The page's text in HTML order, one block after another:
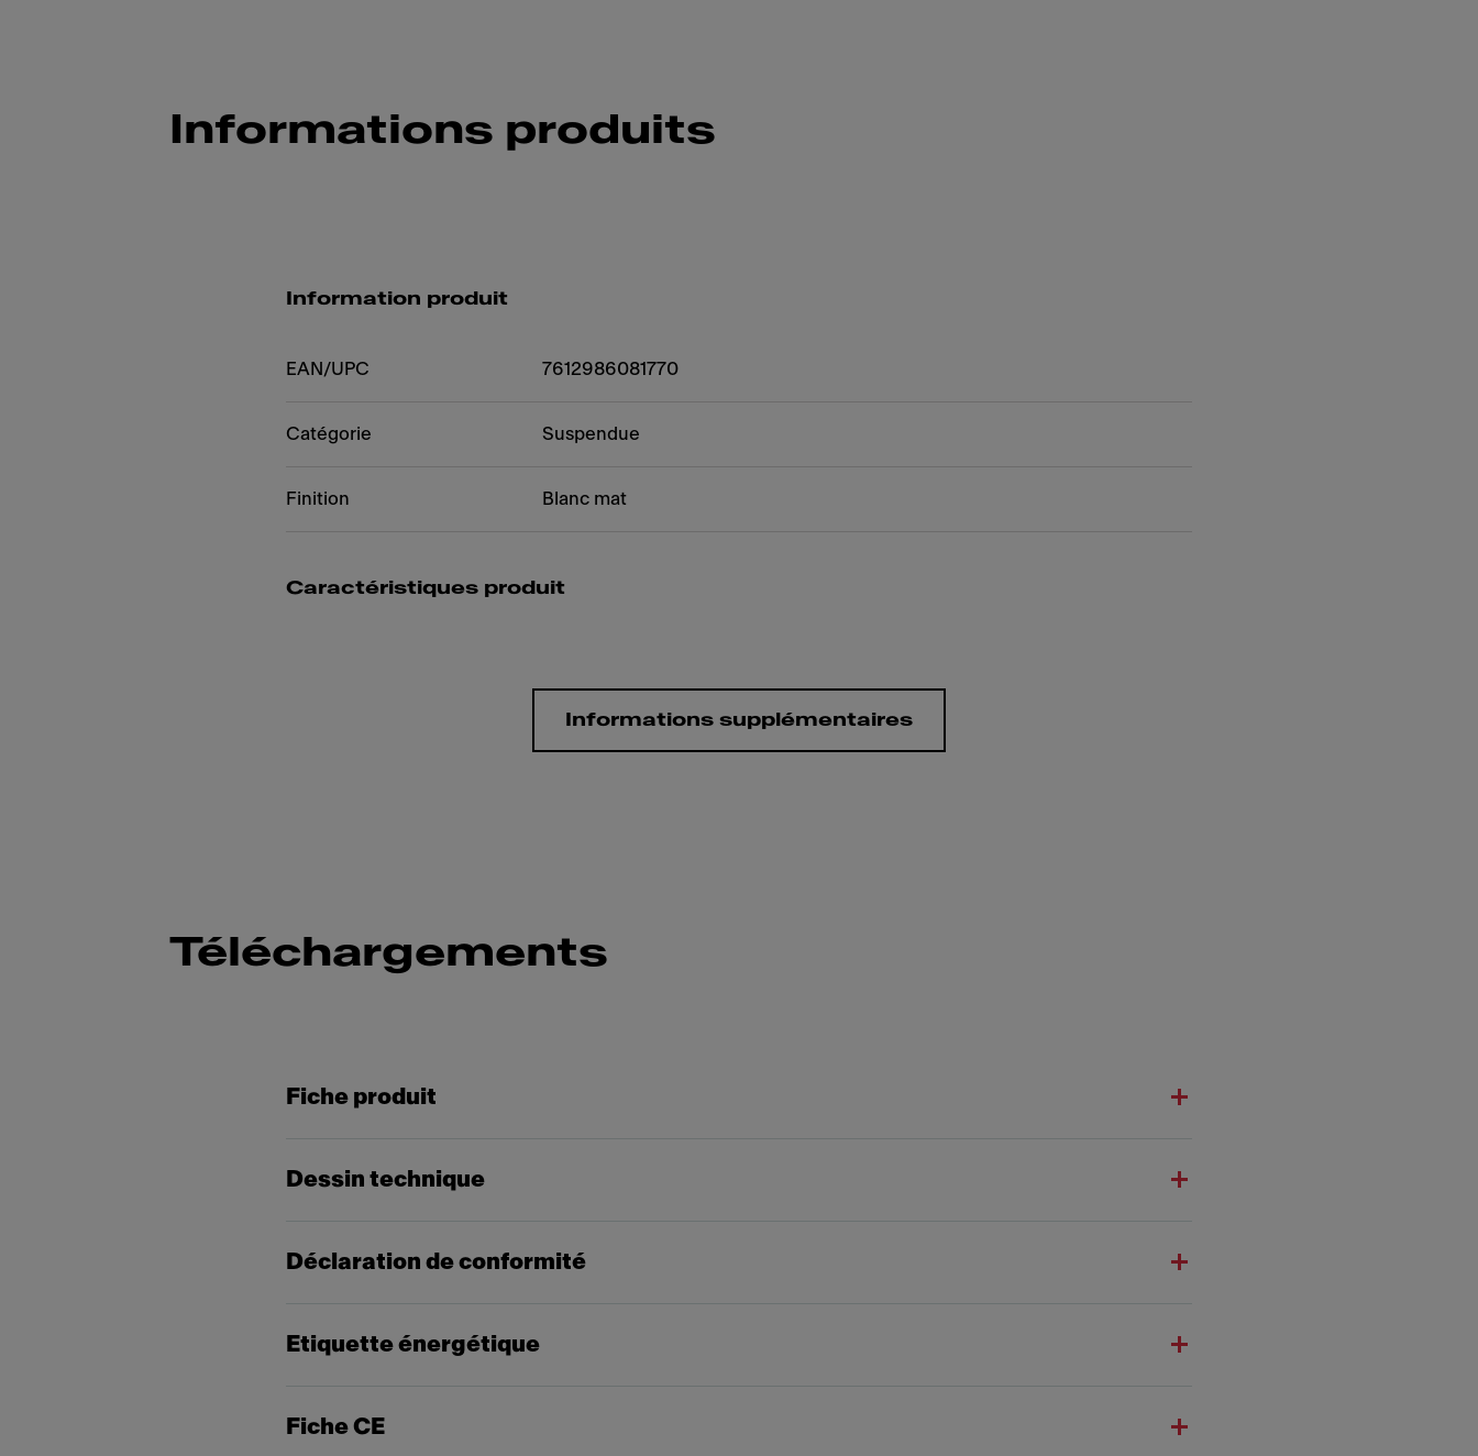
Informations produits
Information produit
EAN/UPC 7612986081770
Catégorie Suspendue
Finition Blanc mat
Caractéristiques produit
Informations supplémentaires
Téléchargements
Fiche produit
Dessin technique
Déclaration de conformité
Etiquette énergétique
Fiche CE